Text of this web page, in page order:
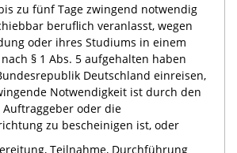
zu fünf Tage zwingend notwendig
beruflich veranlasst, wegen
oder ihres Studiums in einem
§ 1 Abs. 5 aufgehalten haben
Deutschland einreisen,
Notwendigkeit ist durch den
oder die
zu bescheinigen ist, oder
Teilnahme, Durchführung